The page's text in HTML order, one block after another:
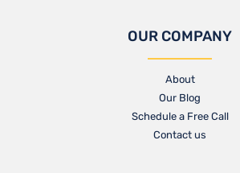
OUR COMPANY
About
Our Blog​
Schedule a Free Call
Contact us​